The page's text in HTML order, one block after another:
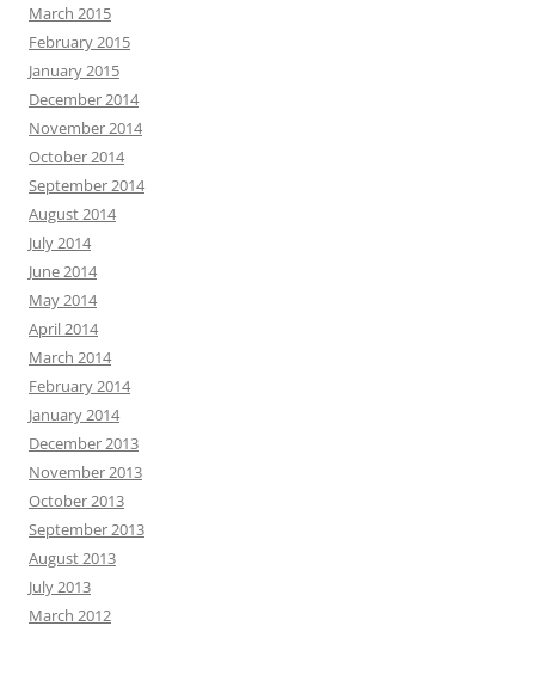
March 2015
February 2015
January 2015
December 2014
November 2014
October 2014
September 2014
August 2014
July 2014
June 2014
May 2014
April 2014
March 2014
February 2014
January 2014
December 2013
November 2013
October 2013
September 2013
August 2013
July 2013
March 2012